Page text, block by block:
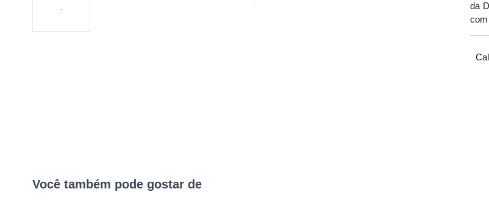
da
Você também pode gostar de